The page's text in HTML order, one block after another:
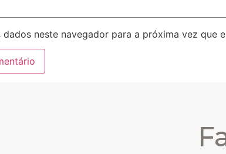
dados neste navegador para a próxima vez que